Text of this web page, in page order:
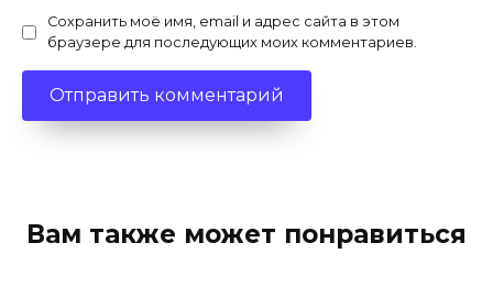
Сохранить моё имя, email и адрес сайта в этом
браузере для последующих моих комментариев.
Вам также может понравиться